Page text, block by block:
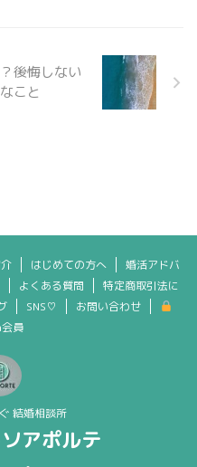
後悔しない
こと
はじめての方へ
婚活アドバ
よくある質問
特定商取引法に
SNS♡
お問い合わせ
員
結婚相談所
アポルテ